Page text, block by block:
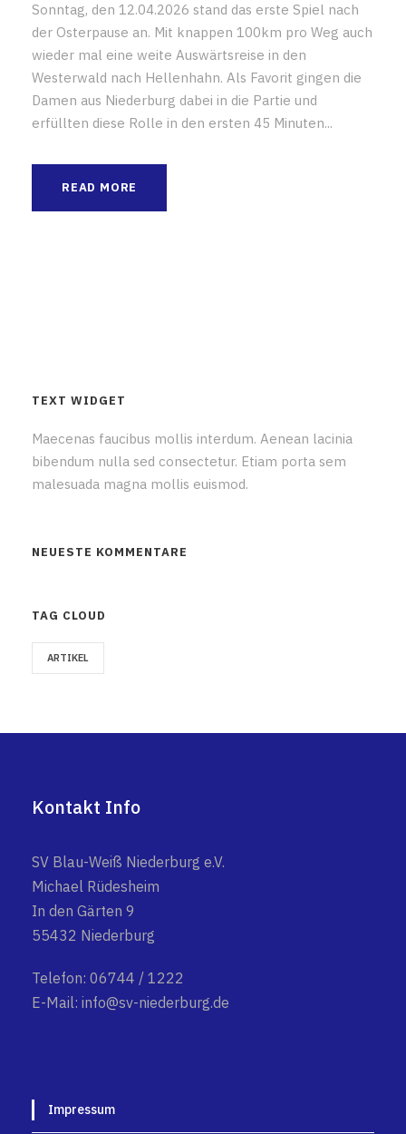
Sonntag, den 12.04.2026 stand das erste Spiel nach
der Osterpause an. Mit knappen 100km pro Weg auch
wieder mal eine weite Auswärtsreise in den
Westerwald nach Hellenhahn. Als Favorit gingen die
Damen aus Niederburg dabei in die Partie und
erfüllten diese Rolle in den ersten 45 Minuten...
READ MORE
TEXT WIDGET
Maecenas faucibus mollis interdum. Aenean lacinia
bibendum nulla sed consectetur. Etiam porta sem
malesuada magna mollis euismod.
NEUESTE KOMMENTARE
TAG CLOUD
ARTIKEL
Kontakt Info
SV Blau-Weiß Niederburg e.V.
Michael Rüdesheim
In den Gärten 9
55432 Niederburg
Telefon: 06744 / 1222
E-Mail: info@sv-niederburg.de
Impressum